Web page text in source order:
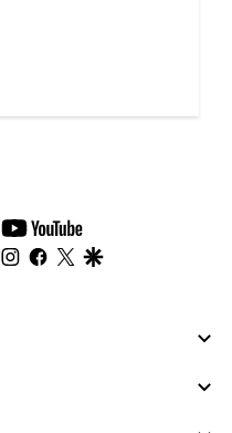
youtube-
footer
instagram
facebook
twitter